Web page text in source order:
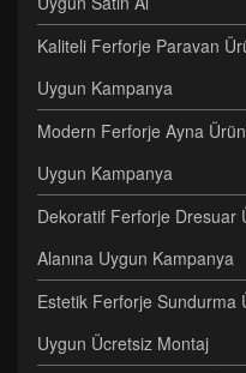
Kaliteli Ferforje Paravan
Uygun Kampanya
Modern Ferforje Ayna
Uygun Kampanya
Dekoratif Ferforje Dresuar
Alanına Uygun Kampanya
Estetik Ferforje Sundurma
Uygun Ücretsiz Montaj